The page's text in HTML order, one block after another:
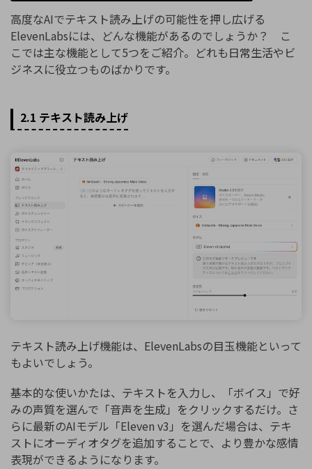
高度なAIでテキスト読み上げの可能性を押し広げる
ElevenLabsには、どんな機能があるのでしょうか？ こ
こでは主な機能として5つをご紹介。どれも日常生活やビ
ジネスに役立つものばかりです。
2.1 テキスト読み上げ
テキスト読み上げ機能は、ElevenLabsの目玉機能といって
もよいでしょう。
基本的な使いかたは、テキストを入力し、「ボイス」で好
みの声質を選んで「音声を生成」をクリックするだけ。さ
らに最新のAIモデル「Eleven v3」を選んだ場合は、テキ
ストにオーディオタグを追加することで、より豊かな感情
表現ができるようになります。